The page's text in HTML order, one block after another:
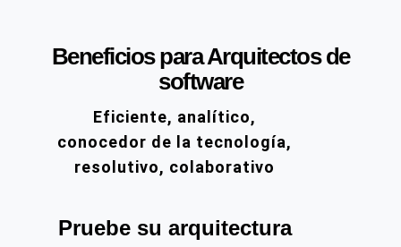
Beneficios para Arquitectos de
software
Eficiente, analítico,
conocedor de la tecnología,
resolutivo, colaborativo
Pruebe su arquitectura